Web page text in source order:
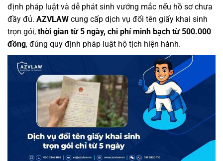
định pháp luật và dễ phát sinh vướng mắc nếu hồ sơ chưa
đầy đủ. AZVLAW cung cấp dịch vụ đổi tên giấy khai sinh
trọn gói, thời gian từ 5 ngày, chi phí minh bạch từ 500.000
đồng, đúng quy định pháp luật hộ tịch hiện hành.